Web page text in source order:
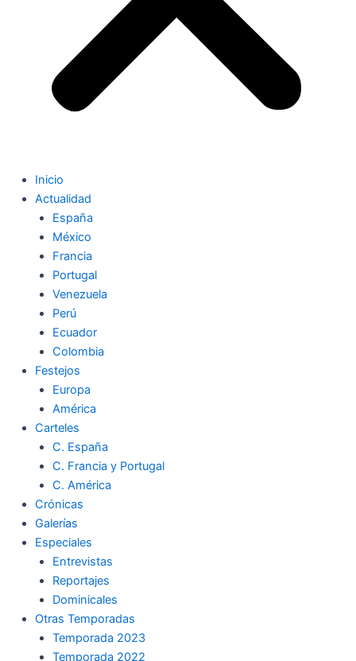
Inicio
Actualidad
España
México
Francia
Portugal
Venezuela
Perú
Ecuador
Colombia
Festejos
Europa
América
Carteles
C. España
C. Francia y Portugal
C. América
Crónicas
Galerías
Especiales
Entrevistas
Reportajes
Dominicales
Otras Temporadas
Temporada 2023
Temporada 2022